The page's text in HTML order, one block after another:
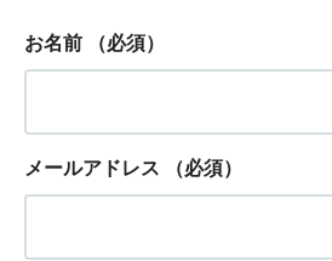
お名前 （必須）
メールアドレス （必須）